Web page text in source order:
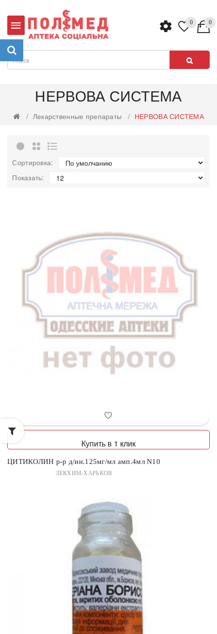
0 0
НЕРВОВА СИСТЕМА
Лекарственные препараты НЕРВОВА СИСТЕМА
Сортировка:
Показать:
Купить в 1 клик
ЦИТИКОЛИН р-р д/ин.125мг/мл амп.4мл N10
ЛЕКХИМ-ХАРЬКОВ